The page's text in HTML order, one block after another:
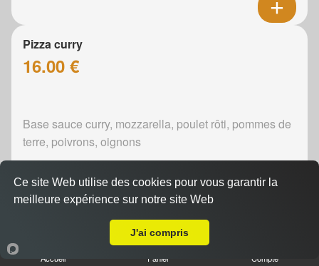
Pizza curry
16.00 €
Base sauce curry, mozzarella, poulet rôti, pommes de
terre, poivrons, oignons
Accueil Panier Compte
Ce site Web utilise des cookies pour vous garantir la
meilleure expérience sur notre site Web
J'ai compris